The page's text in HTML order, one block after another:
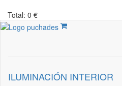
Total: 0 €
ILUMINACIÓN INTERIOR